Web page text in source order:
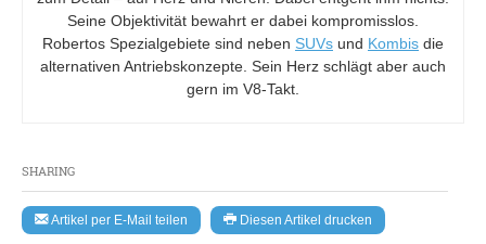
SHARING
Artikel per E-Mail teilen Diesen Artikel drucken
Seine Objektivität bewahrt er dabei kompromisslos.
Robertos Spezialgebiete sind neben SUVs und Kombis die
alternativen Antriebskonzepte. Sein Herz schlägt aber auch
gern im V8-Takt.